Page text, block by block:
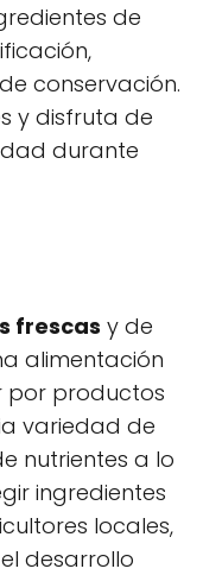
de
conservación.
y disfruta de
durante
frescas y de
alimentación
por productos
variedad de
nutrientes a lo
ingredientes
locales,
desarrollo